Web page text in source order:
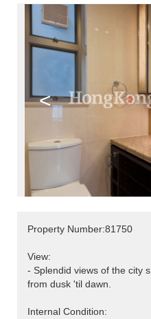
<
Property Number:81750
View:
- Splendid views of the city
from dusk 'til dawn.
Internal Condition: